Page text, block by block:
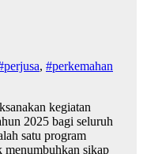
, #perkemahan
kegiatan
2025 bagi seluruh
satu program
menumbuhkan sikap